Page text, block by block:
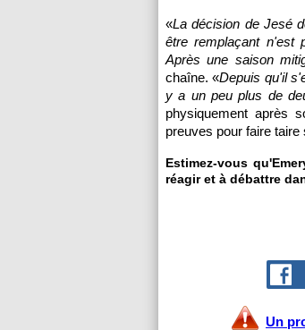
«La décision de Jesé
être remplaçant n'est
Après une saison
chaîne. «Depuis qu'il
y a un peu plus de
physiquement après
preuves pour faire
Estimez-vous
réagir et à débattre
Un